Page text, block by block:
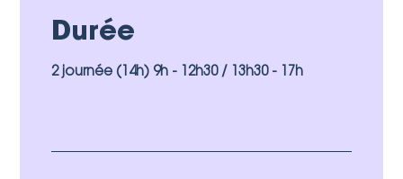
Durée
2 journée (14h) 9h - 12h30 / 13h30 - 17h